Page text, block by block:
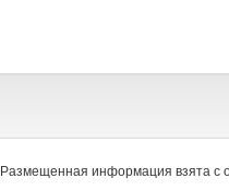
Размещенная информация взята с